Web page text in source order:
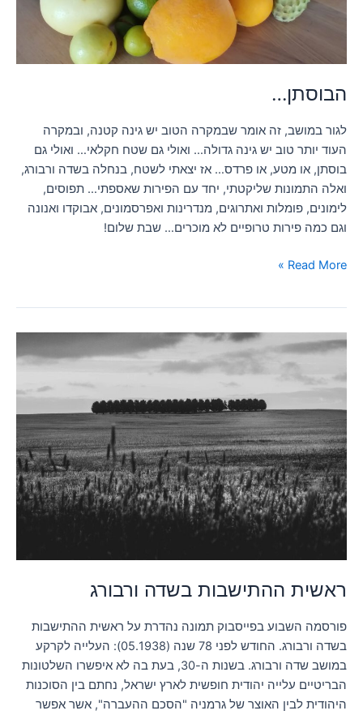
הבוסתן…
לגור במושב, זה אומר שבמקרה הטוב יש גינה קטנה, ובמקרה
העוד יותר טוב יש גינה גדולה… ואולי גם שטח חקלאי… ואולי גם
בוסתן, או מטע, או פרדס… אז יצאתי לשטח, בנחלה בשדה ורבורג,
ואלה התמונות שליקטתי, יחד עם הפירות שאספתי… תפוסים,
לימונים, פומלות ואתרוגים, מנדרינות ואפרסמונים, אבוקדו ואנונה
וגם כמה פירות טרופיים לא מוכרים… שבת שלום!
Read More »
ראשית ההתישבות בשדה ורבורג
פורסמה השבוע בפייסבוק תמונה נהדרת על ראשית ההתישבות
בשדה ורבורג. החודש לפני 78 שנה (05.1938): העלייה לקרקע
במושב שדה ורבורג. בשנות ה-30, בעת בה לא איפשרו השלטונות
הבריטיים עלייה יהודית חופשית לארץ ישראל, נחתם בין הסוכנות
היהודית לבין האוצר של גרמניה "הסכם ההעברה", אשר אפשר
ראשית
ההתישבות
בשדה